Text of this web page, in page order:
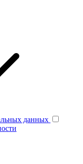
данных